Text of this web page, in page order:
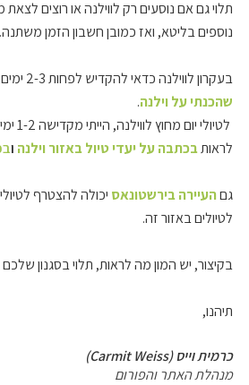
תלוי גם אם נוסעים רק לווילנה או רוצים
נוספים בליטא, ואז כמובן חשבון הזמן משתנה.
בעקרון לווילנה כדאי להקדיש לפחות 2-3 ימים, כפי שתוכל לראות
שהכנתי על וילנה.
לראותבכתבה על יעדי טיול באזור וילנה ו
גםהעיירה בירשטונאס יכולה להצטרף
לטיולים באזור זה.
בקיצור, יש המון מה לראות, תלוי בסגנון
תיהנו,
כרמית וייס (Carmit Weiss)
מנהלת האתר והפורום